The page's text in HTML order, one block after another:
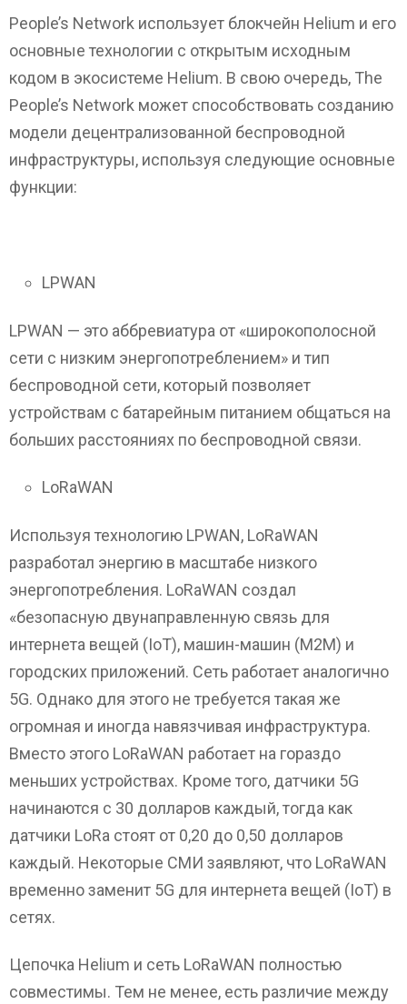
People’s Network использует блокчейн Helium и его
основные технологии с открытым исходным
кодом в экосистеме Helium. В свою очередь, The
People’s Network может способствовать созданию
модели децентрализованной беспроводной
инфраструктуры, используя следующие основные
функции:
LPWAN
LPWAN — это аббревиатура от «широкополосной
сети с низким энергопотреблением» и тип
беспроводной сети, который позволяет
устройствам с батарейным питанием общаться на
больших расстояниях по беспроводной связи.
LoRaWAN
Используя технологию LPWAN, LoRaWAN
разработал энергию в масштабе низкого
энергопотребления. LoRaWAN создал
«безопасную двунаправленную связь для
интернета вещей (IoT), машин-машин (M2M) и
городских приложений. Сеть работает аналогично
5G. Однако для этого не требуется такая же
огромная и иногда навязчивая инфраструктура.
Вместо этого LoRaWAN работает на гораздо
меньших устройствах. Кроме того, датчики 5G
начинаются с 30 долларов каждый, тогда как
датчики LoRa стоят от 0,20 до 0,50 долларов
каждый. Некоторые СМИ заявляют, что LoRaWAN
временно заменит 5G для интернета вещей (IoT) в
сетях.
Цепочка Helium и сеть LoRaWAN полностью
совместимы. Тем не менее, есть различие между